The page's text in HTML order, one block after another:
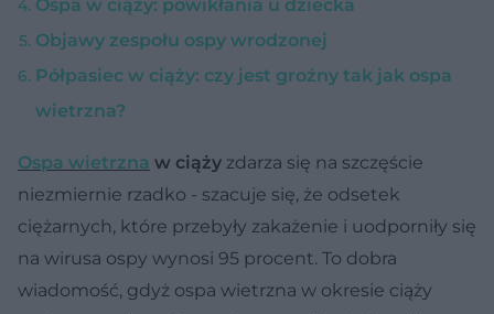
Ospa w ciąży: powikłania u dziecka
Objawy zespołu ospy wrodzonej
Półpasiec w ciąży: czy jest groźny tak jak ospa
wietrzna?
Ospa wietrzna w ciąży zdarza się na szczęście
niezmiernie rzadko - szacuje się, że odsetek
ciężarnych, które przebyły zakażenie i uodporniły się
na wirusa ospy wynosi 95 procent. To dobra
wiadomość, gdyż ospa wietrzna w okresie ciąży